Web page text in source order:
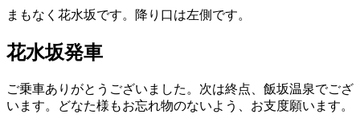
まもなく花水坂です。降り口は左側です。
花水坂発車
ご乗車ありがとうございました。次は終点、飯坂温泉でござ
います。どなた様もお忘れ物のないよう、お支度願います。